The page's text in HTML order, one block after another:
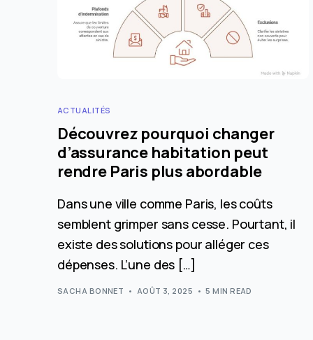
ACTUALITÉS
Découvrez pourquoi changer
d’assurance habitation peut
rendre Paris plus abordable
Dans une ville comme Paris, les coûts
semblent grimper sans cesse. Pourtant, il
existe des solutions pour alléger ces
dépenses. L’une des […]
SACHA BONNET AOÛT 3, 2025 5 MIN READ